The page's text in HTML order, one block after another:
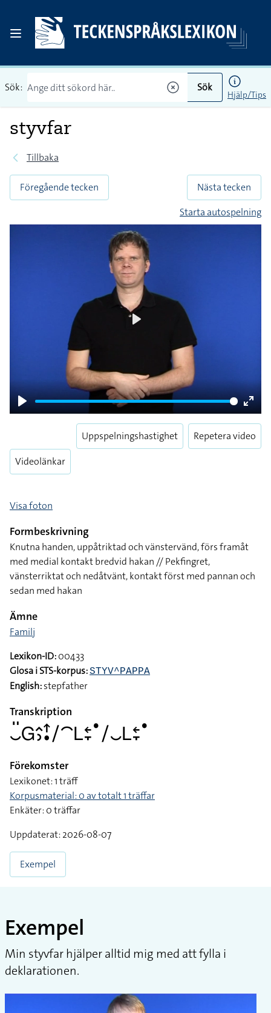
Sök: Sök
Hjälp/Tips
styvfar
Tillbaka
Föregående tecken
Nästa tecken
Starta autospelning
Play
Enter
Videolänkar
Uppspelningshastighet Repetera video
Visa foton
Formbeskrivning
Knutna handen, uppåtriktad och vänstervänd, förs framåt
med medial kontakt bredvid hakan // Pekfingret,
vänsterriktat och nedåtvänt, kontakt först med pannan och
sedan med hakan
Ämne
Familj
Lexikon-ID:00433
Glosa i STS-korpus:STYV^PAPPA
English:stepfather
Transkription
􌤛􌤺􌤦􌤵􌤶􌦃􌥡􌥠􌤃􌥈􌥓􌥙􌤟􌥠􌤛􌥈􌥓􌥙􌤟
Förekomster
Lexikonet: 1 träff
Korpusmaterial: 0 av totalt 1 träffar
Enkäter: 0 träffar
Uppdaterat: 2026-08-07
Exempel
Exempel
Min styvfar hjälper alltid mig med att fylla i
deklarationen.